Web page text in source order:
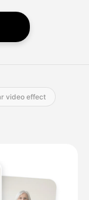
video effect